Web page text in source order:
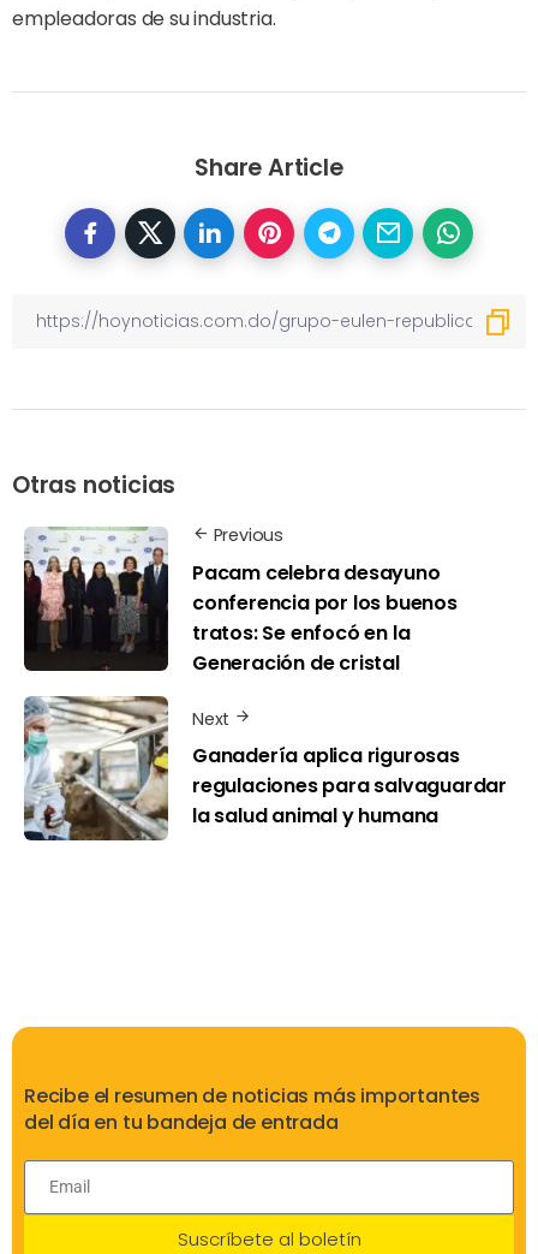
empleadoras de su industria.
Share Article
Otras noticias
Previous
Pacam celebra desayuno
conferencia por los buenos
tratos: Se enfocó en la
Generación de cristal
Next
Ganadería aplica rigurosas
regulaciones para salvaguardar
la salud animal y humana
Recibe el resumen de noticias más importantes
del día en tu bandeja de entrada
Suscríbete al boletín